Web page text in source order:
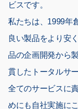
ビスです。
私たちは、1999年
良い製品をより安
品の企画開発から
貫したトータルサ
全てのサービスに
めにも自社実施に